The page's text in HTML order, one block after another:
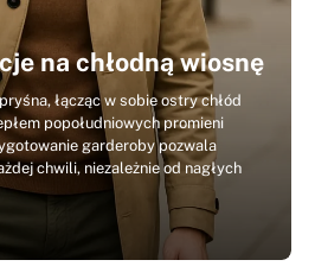
na chłodną wiosnę
łącząc w sobie ostry chłód
popołudniowych promieni
garderoby pozwala
chwili, niezależnie od nagłych